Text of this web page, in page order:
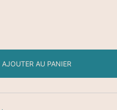
AJOUTER AU PANIER